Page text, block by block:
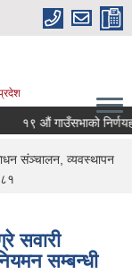
१९ औं गाउँसभाको निर्णयहरु
संञ्चालन, व्यवस्थापन
सवारी
सम्बन्धी